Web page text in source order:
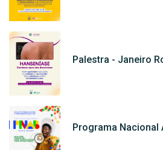
Palestra - Janeiro
Programa Nacional